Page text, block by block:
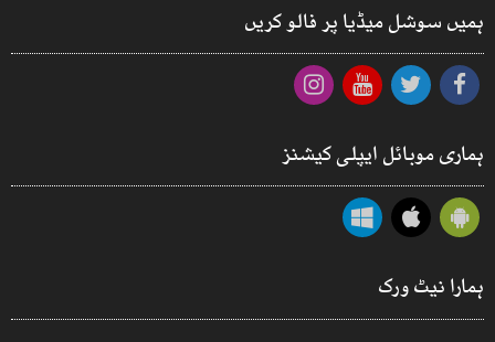
ہمیں سوشل میڈیا پر فالو کریں
ہماری موبائل ایپلی کیشنز
ہمارا نیٹ ورک